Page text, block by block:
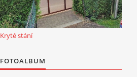
Kryté stání
FOTOALBUM